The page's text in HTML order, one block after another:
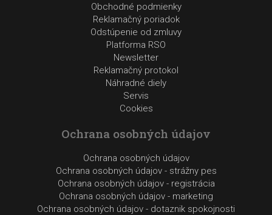
Obchodné podmienky
Reklamačný poriadok
Odstúpenie od zmluvy
Platforma RSO
Newsletter
Reklamačný protokol
Náhradné diely
Servis
Cookies
Ochrana osobných údajov
Ochrana osobných údajov
Ochrana osobných údajov - strážny pes
Ochrana osobných údajov - registrácia
Ochrana osobných údajov - marketing
Ochrana osobných údajov - dotaznik spokojnosti